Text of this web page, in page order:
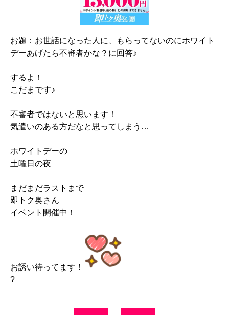
お題：お世話になった人に、もらってないのにホワイト
デーあげたら不審者かな？に回答♪
するよ！
こだまです♪
不審者ではないと思います！
気遣いのある方だなと思ってしまう…
ホワイトデーの
土曜日の夜
まだまだラストまで
即トク奥さん
イベント開催中！
お誘い待ってます！
?